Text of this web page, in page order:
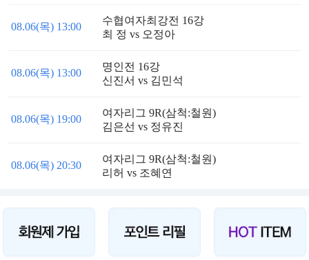
08.06(목) 13:00
수협여자최강전 16강
최 정 vs 오정아
08.06(목) 13:00
명인전 16강
신진서 vs 김민석
08.06(목) 19:00
여자리그 9R(삼척:철원)
김은선 vs 정유진
08.06(목) 20:30
여자리그 9R(삼척:철원)
리허 vs 조혜연